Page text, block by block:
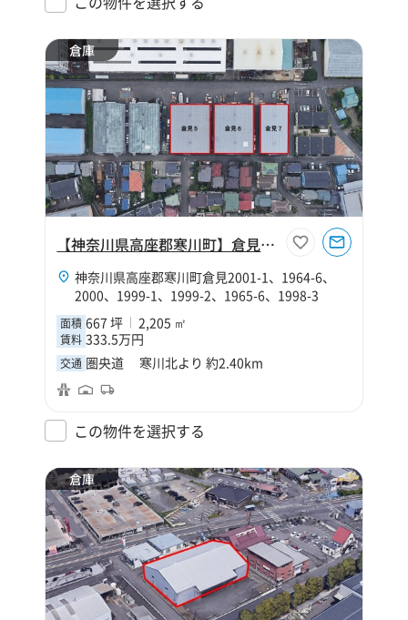
倉庫
【神奈川県高座郡寒川町】倉見５・６・７
神奈川県高座郡寒川町倉見2001-1、1964-6、
2000、1999-1、1999-2、1965-6、1998-3
面積 667 坪 2,205 ㎡
賃料 333.5万円
交通 圏央道 寒川北より 約2.40km
この物件を選択する
倉庫